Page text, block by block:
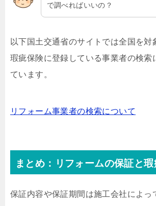
で調べればいいの？
以下国土交通省のサイトでは全国を対
瑕疵保険に登録している事業者の検索
ています。
リフォーム事業者の検索について
まとめ：リフォームの保証と
保証内容や保証期間は施工会社によっ